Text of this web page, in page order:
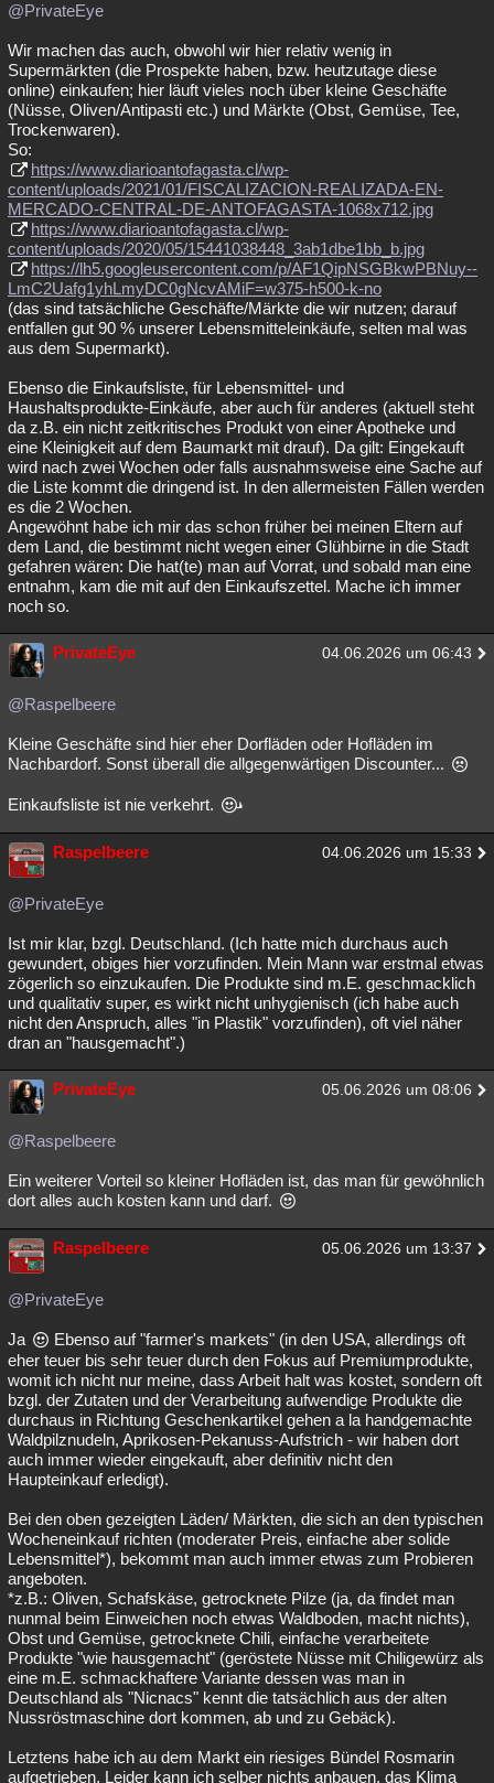
@PrivateEye
Wir machen das auch, obwohl wir hier relativ wenig in
Supermärkten (die Prospekte haben, bzw. heutzutage diese
online) einkaufen; hier läuft vieles noch über kleine Geschäfte
(Nüsse, Oliven/Antipasti etc.) und Märkte (Obst, Gemüse, Tee,
Trockenwaren).
So:
https://www.diarioantofagasta.cl/wp-
content/uploads/2021/01/FISCALIZACION-REALIZADA-EN-
MERCADO-CENTRAL-DE-ANTOFAGASTA-1068x712.jpg
https://www.diarioantofagasta.cl/wp-
content/uploads/2020/05/15441038448_3ab1dbe1bb_b.jpg
https://lh5.googleusercontent.com/p/AF1QipNSGBkwPBNuy--
LmC2Uafg1yhLmyDC0gNcvAMiF=w375-h500-k-no
(das sind tatsächliche Geschäfte/Märkte die wir nutzen; darauf
entfallen gut 90 % unserer Lebensmitteleinkäufe, selten mal was
aus dem Supermarkt).
Ebenso die Einkaufsliste, für Lebensmittel- und
Haushaltsprodukte-Einkäufe, aber auch für anderes (aktuell steht
da z.B. ein nicht zeitkritisches Produkt von einer Apotheke und
eine Kleinigkeit auf dem Baumarkt mit drauf). Da gilt: Eingekauft
wird nach zwei Wochen oder falls ausnahmsweise eine Sache auf
die Liste kommt die dringend ist. In den allermeisten Fällen werden
es die 2 Wochen.
Angewöhnt habe ich mir das schon früher bei meinen Eltern auf
dem Land, die bestimmt nicht wegen einer Glühbirne in die Stadt
gefahren wären: Die hat(te) man auf Vorrat, und sobald man eine
entnahm, kam die mit auf den Einkaufszettel. Mache ich immer
noch so.
PrivateEye 04.06.2026 um 06:43
@Raspelbeere
Kleine Geschäfte sind hier eher Dorfläden oder Hofläden im
Nachbardorf. Sonst überall die allgegenwärtigen Discounter...
Einkaufsliste ist nie verkehrt.
Raspelbeere 04.06.2026 um 15:33
@PrivateEye
Ist mir klar, bzgl. Deutschland. (Ich hatte mich durchaus auch
gewundert, obiges hier vorzufinden. Mein Mann war erstmal etwas
zögerlich so einzukaufen. Die Produkte sind m.E. geschmacklich
und qualitativ super, es wirkt nicht unhygienisch (ich habe auch
nicht den Anspruch, alles "in Plastik" vorzufinden), oft viel näher
dran an "hausgemacht".)
PrivateEye 05.06.2026 um 08:06
@Raspelbeere
Ein weiterer Vorteil so kleiner Hofläden ist, das man für gewöhnlich
dort alles auch kosten kann und darf.
Raspelbeere 05.06.2026 um 13:37
@PrivateEye
Ja
Ebenso auf "farmer's markets" (in den USA, allerdings oft
eher teuer bis sehr teuer durch den Fokus auf Premiumprodukte,
womit ich nicht nur meine, dass Arbeit halt was kostet, sondern oft
bzgl. der Zutaten und der Verarbeitung aufwendige Produkte die
durchaus in Richtung Geschenkartikel gehen a la handgemachte
Waldpilznudeln, Aprikosen-Pekanuss-Aufstrich - wir haben dort
auch immer wieder eingekauft, aber definitiv nicht den
Haupteinkauf erledigt).
Bei den oben gezeigten Läden/ Märkten, die sich an den typischen
Wocheneinkauf richten (moderater Preis, einfache aber solide
Lebensmittel*), bekommt man auch immer etwas zum Probieren
angeboten.
*z.B.: Oliven, Schafskäse, getrocknete Pilze (ja, da findet man
nunmal beim Einweichen noch etwas Waldboden, macht nichts),
Obst und Gemüse, getrocknete Chili, einfache verarbeitete
Produkte "wie hausgemacht" (geröstete Nüsse mit Chiligewürz als
eine m.E. schmackhaftere Variante dessen was man in
Deutschland als "Nicnacs" kennt die tatsächlich aus der alten
Nussröstmaschine dort kommen, ab und zu Gebäck).
Letztens habe ich au dem Markt ein riesiges Bündel Rosmarin
aufgetrieben. Leider kann ich selber nichts anbauen, das Klima